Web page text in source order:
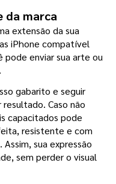
da marca
extensão da sua
iPhone compatível
pode enviar sua arte ou
gabarito e seguir
Caso não
capacitados pode
resistente e com
sua expressão
sem perder o visual